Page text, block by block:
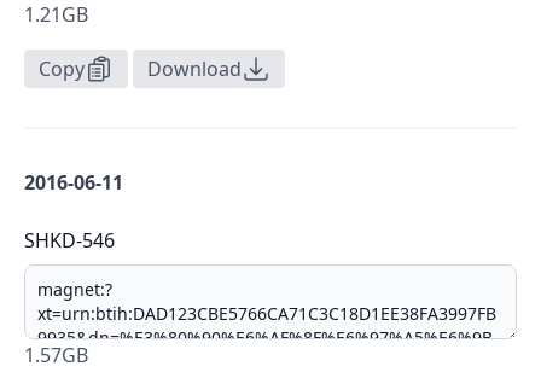
1.21GB
Copy Download
2016-06-11
SHKD-546
1.57GB